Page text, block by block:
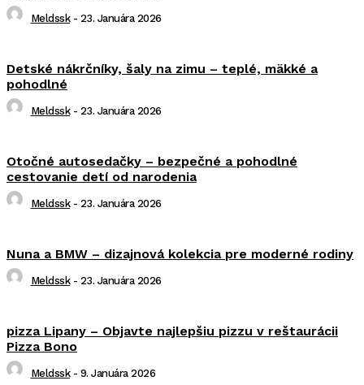
Meldssk - 23. Januára 2026
Detské nákrčníky, šaly na zimu – teplé, mäkké a
pohodlné
Meldssk - 23. Januára 2026
Otočné autosedačky – bezpečné a pohodlné
cestovanie detí od narodenia
Meldssk - 23. Januára 2026
Nuna a BMW – dizajnová kolekcia pre moderné rodiny
Meldssk - 23. Januára 2026
pizza Lipany – Objavte najlepšiu pizzu v reštaurácii
Pizza Bono
Meldssk - 9. Januára 2026